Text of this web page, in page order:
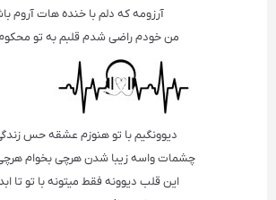
آرزومه که دلم با خنده هات آروم
من خودم راضی شدم قلبم به تو
دیوونگیم با تو هنوزم عشقه حس
چشمات واسه زیبا شدن هرچی بخوام هرچی
این قلب دیوونه فقط میتونه با تو تا